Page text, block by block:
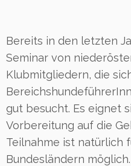
Bereits in den letzten
Seminar von
Klubmitgliedern, die
gut besucht. Es eignet
Vorbereitung auf die
Teilnahme ist natürlich
Bundesländern möglich.